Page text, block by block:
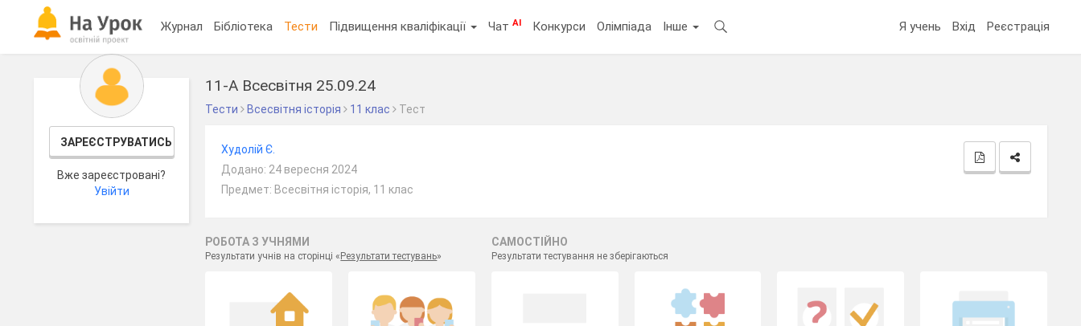
Журнал Бібліотека Тести Підвищення кваліфікації ЧатAI Конкурси Олімпіада Інше Я учень Вхід Реєстрація
ЗАРЕЄСТРУВАТИСЬ
Вже зареєстровані?
Увійти
11-А Всесвітня 25.09.24
Тести Всесвітня історія 11 клас Тест
Худолій Є.
Додано: 24 вересня 2024
Предмет: Всесвітня історія, 11 клас
РОБОТА З УЧНЯМИ
Результати учнів на сторінці « Результати тестувань»
САМОСТІЙНО
Результати тестування не зберігаються